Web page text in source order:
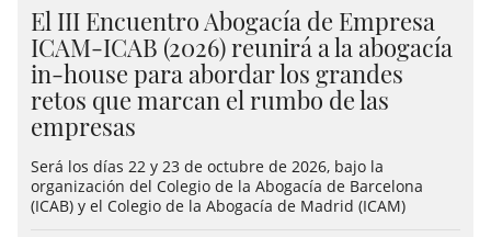
El III Encuentro Abogacía de Empresa
ICAM-ICAB (2026) reunirá a la abogacía
in-house para abordar los grandes
retos que marcan el rumbo de las
empresas
Será los días 22 y 23 de octubre de 2026, bajo la
organización del Colegio de la Abogacía de Barcelona
(ICAB) y el Colegio de la Abogacía de Madrid (ICAM)